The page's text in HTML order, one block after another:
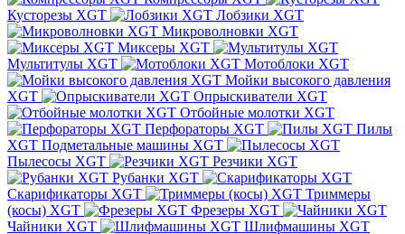
Кусторезы XGT
Лобзики XGT
Микроволновки XGT
Миксеры XGT
Мультитулы XGT
Мотоблоки XGT
Мойки высокого давления
XGT
Опрыскиватели XGT
Отбойные молотки XGT
Перфораторы XGT
Пилы
XGT Подметальные машины XGT
Пылесосы XGT
Резчики XGT
Рубанки XGT
Скарификаторы XGT
Триммеры
(косы) XGT
Фрезеры XGT
Чайники XGT
Шлифмашины XGT